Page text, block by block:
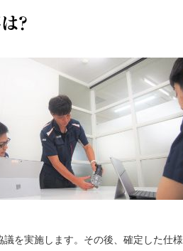
を実施します。その後、確定した仕様